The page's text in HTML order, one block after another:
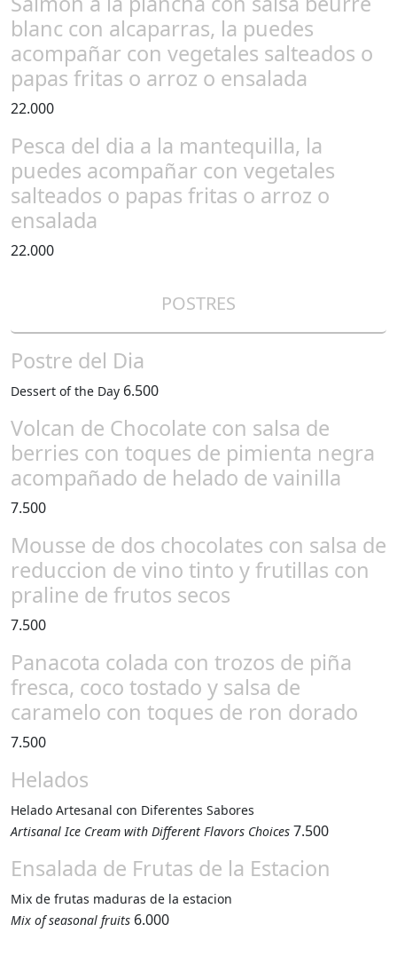
blanc con alcaparras, la puedes
acompañar con vegetales salteados o
papas fritas o arroz o ensalada
22.000
Pesca del dia a la mantequilla, la
puedes acompañar con vegetales
salteados o papas fritas o arroz o
ensalada
22.000
POSTRES
Postre del Dia
Dessert of the Day 6.500
Volcan de Chocolate con salsa de
berries con toques de pimienta negra
acompañado de helado de vainilla
7.500
Mousse de dos chocolates con salsa de
reduccion de vino tinto y frutillas con
praline de frutos secos
7.500
Panacota colada con trozos de piña
fresca, coco tostado y salsa de
caramelo con toques de ron dorado
7.500
Helados
Helado Artesanal con Diferentes Sabores
Artisanal Ice Cream with Different Flavors Choices 7.500
Ensalada de Frutas de la Estacion
Mix de frutas maduras de la estacion
Mix of seasonal fruits 6.000